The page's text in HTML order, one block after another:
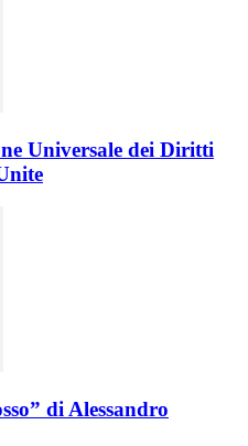
Universale dei Diritti
di Alessandro